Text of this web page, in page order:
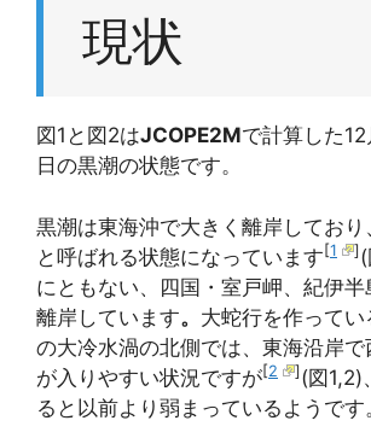
現状
図1と図2はJCOPE2Mで計算した
日の黒潮の状態です。
黒潮は東海沖で大きく離岸しており
と呼ばれる状態になっています [1 ] (
にともない、四国・室戸岬、紀伊半
離岸しています。 大蛇行を作ってい
の大冷水渦の北側では、東海沿岸で
が入りやすい状況ですが[2 ] (図1,2)
ると以前より弱まっているようです